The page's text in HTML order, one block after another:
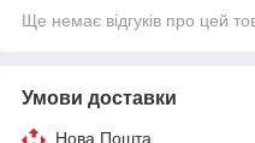
Ще немає відгуків про цей
Умови доставки
Нова Пошта